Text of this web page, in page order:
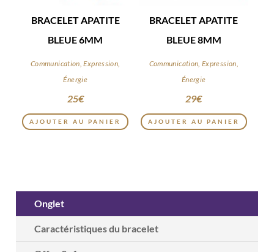
BRACELET APATITE
BLEUE 6MM
Communication, Expression,
Énergie
25€
AJOUTER AU PANIER
BRACELET APATITE
BLEUE 8MM
Communication, Expression,
Énergie
29€
AJOUTER AU PANIER
Onglet
Caractéristiques du bracelet